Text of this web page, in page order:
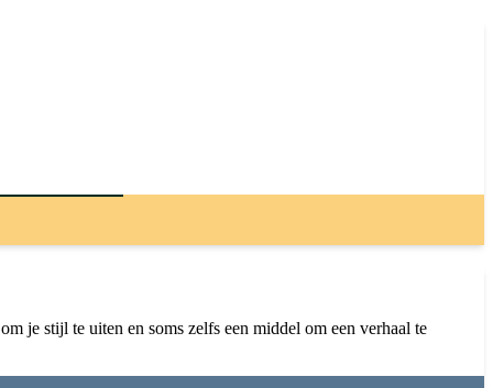
je stijl te uiten en soms zelfs een middel om een verhaal te